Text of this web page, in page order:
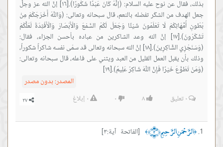
بذلك، فقال عن نوح عليه السلام: (إِنَّهُ كَانَ عَبْدًا شَكُورًا).[١٦] إنَّ الله عز وجلَّ
جعل الهدف من الشكّر تفضله بالنعم، قال سبحانه وتعالى: (وَاللَّهُ أَخْرَجَكُمْ مِنْ
بُطُونِ أُمَّهَاتِكُمْ لَا تَعْلَمُونَ شَيْئًا وَجَعَلَ لَكُمُ السَّمْعَ وَالْأَبْصَارَ وَالْأَفْئِدَةَ لَعَلَّكُمْ
تَشْكُرُونَ).[١٧] إنَّ الله وعد الشاكرين من عباده بأحسن الجزاء، فقال:
(وَسَنَجْزِي الشَّاكِرِينَ).[١٨] إنَّ الله سبحانه وتعالى قد سمّى نفسه شاكراً شكوراً،
وذلك بأن يقبل العمل القليل من العبد ويثني على فاعله، قال سبحانه وتعالى:
(وَمَنْ تَطَوَّعَ خَيْرًا فَإِنَّ اللَّهَ شَاكِرٌ عَلِيمٌ).[١٩]
المصدر:بدون مصدر
٠تعليق ٨ ٠ ٠ إبلاغ
﴿الرَّحْمَنِ الرَّحِيمِ ﴿٣﴾ ﴾
[الفاتحة آية:٣]